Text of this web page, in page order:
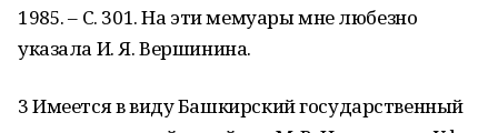
1985. – С. 301. На эти мемуары мне любезно
указала И. Я. Вершинина.
3 Имеется в виду Башкирский государственный